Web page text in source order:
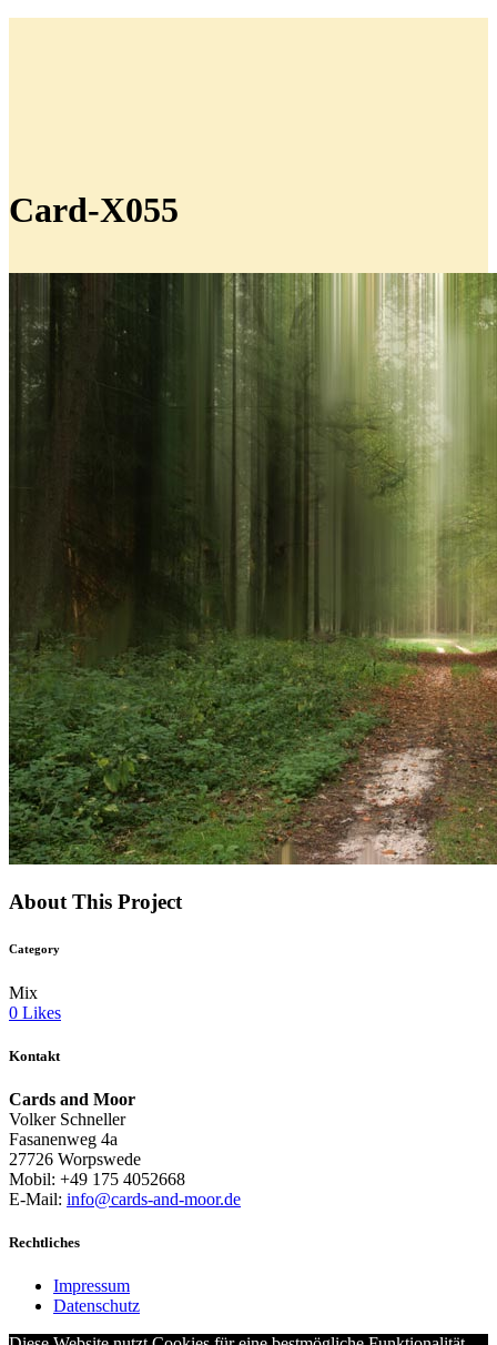
Card-X055
About This Project
Category
Mix
0 Likes
Kontakt
Cards and Moor
Volker Schneller
Fasanenweg 4a
27726 Worpswede
Mobil: +49 175 4052668
E-Mail: info@cards-and-moor.de
Rechtliches
Impressum
Datenschutz